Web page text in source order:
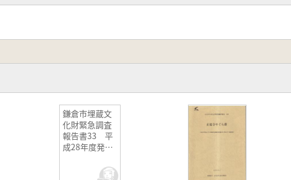
鎌倉市埋蔵文
化財緊急調査
報告書33 平
成28年度発掘